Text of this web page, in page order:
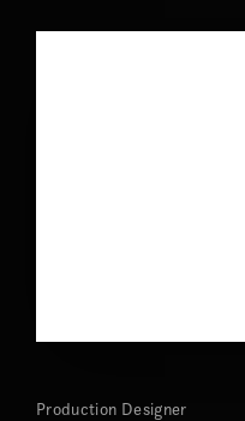
Production Designer